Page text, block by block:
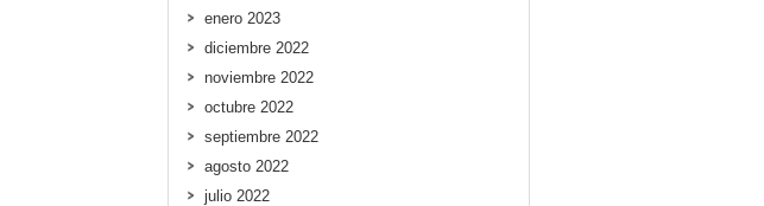
enero 2023
diciembre 2022
noviembre 2022
octubre 2022
septiembre 2022
agosto 2022
julio 2022